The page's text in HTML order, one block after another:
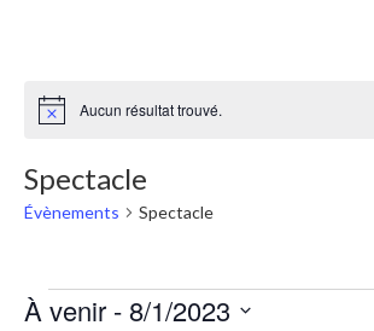
Notice Aucun résultat trouvé.
Spectacle
Évènements Spectacle
À venir - 8/1/2023